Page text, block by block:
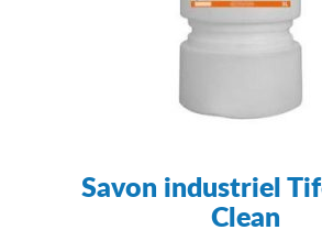
Savon industriel
Clean